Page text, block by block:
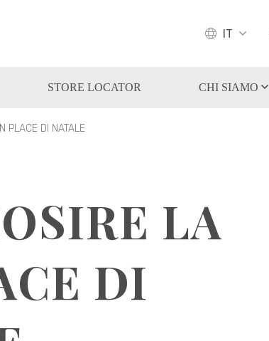
IT
STORE LOCATOR CHI SIAMO
PLACE DI NATALE
LA
DI